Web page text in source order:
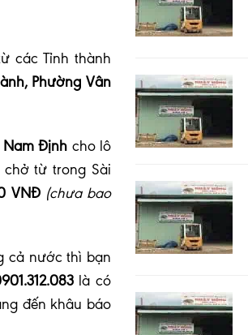
các Tỉnh thành
Phường Vân
Nam Định cho lô
từ trong Sài
VNĐ (chưa bao
cả nước thì bạn
là có
đến khâu báo